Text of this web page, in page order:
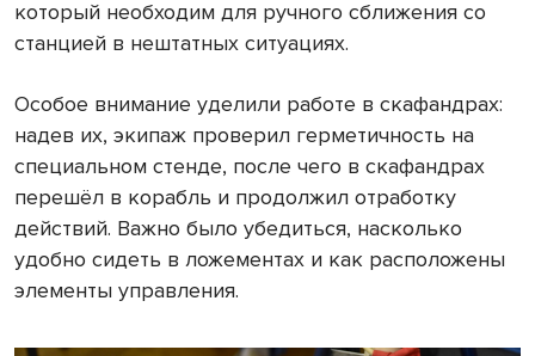
который необходим для ручного сближения со
станцией в нештатных ситуациях.
Особое внимание уделили работе в скафандрах:
надев их, экипаж проверил герметичность на
специальном стенде, после чего в скафандрах
перешёл в корабль и продолжил отработку
действий. Важно было убедиться, насколько
удобно сидеть в ложементах и как расположены
элементы управления.